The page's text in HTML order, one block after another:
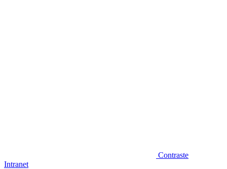
Contraste
Intranet